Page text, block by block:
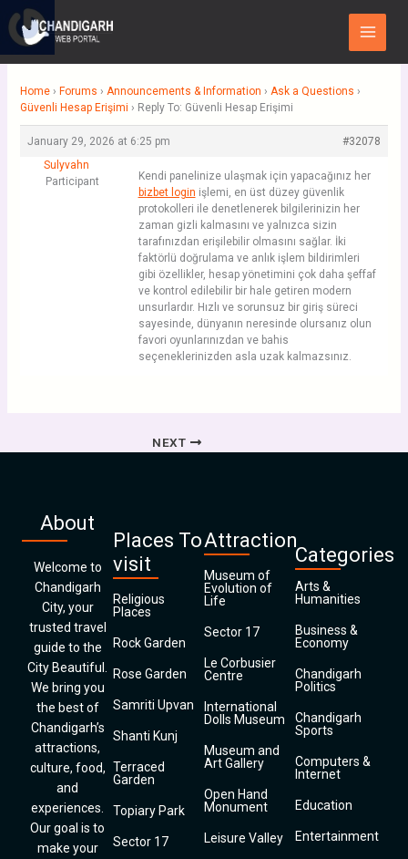
content
Main
Menu
Home › Forums › Announcements & Information › Ask a Questions ›
Güvenli Hesap Erişimi › Reply To: Güvenli Hesap Erişimi
January 29, 2026 at 6:25 pm
#32078
Sulyvahn
Participant
Kendi panelinize ulaşmak için yapacağınız her
bizbet login işlemi, en üst düzey güvenlik
protokolleri ile denetlenerek bilgilerinizin her
zaman gizli kalmasını ve yalnızca sizin
tarafınızdan erişilebilir olmasını sağlar. İki
faktörlü doğrulama ve anlık işlem bildirimleri
gibi özellikler, hesap yönetimini çok daha şeffaf
ve kontrol edilebilir bir hale getiren modern
unsurlardır. Hızlı ve sorunsuz bir giriş süreci
sayesinde, dünyanın neresinde olursanız olun
favori oyunlarınızdan ve bahis
seçeneklerinizden asla uzak kalmazsınız.
NEXT
About
Welcome to
Chandigarh
City, your
trusted travel
guide to the
City Beautiful.
We bring you
the best of
Chandigarh’s
attractions,
culture, food,
and
experiences.
Our goal is to
make your
Places To
visit
Religious
Places
Rock Garden
Rose Garden
Samriti Upvan
Shanti Kunj
Terraced
Garden
Topiary Park
Sector 17
Attraction
Museum of
Evolution of
Life
Sector 17
Le Corbusier
Centre
International
Dolls Museum
Museum and
Art Gallery
Open Hand
Monument
Leisure Valley
Categories
Arts &
Humanities
Business &
Economy
Chandigarh
Politics
Chandigarh
Sports
Computers &
Internet
Education
Entertainment